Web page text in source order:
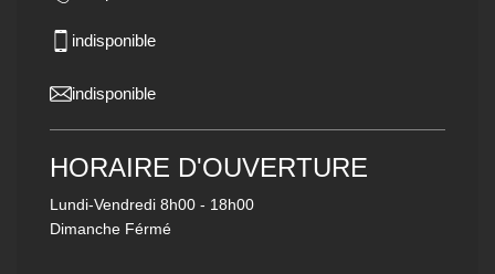
indisponible
indisponible
HORAIRE D'OUVERTURE
Lundi-Vendredi 8h00 - 18h00
Dimanche Férmé